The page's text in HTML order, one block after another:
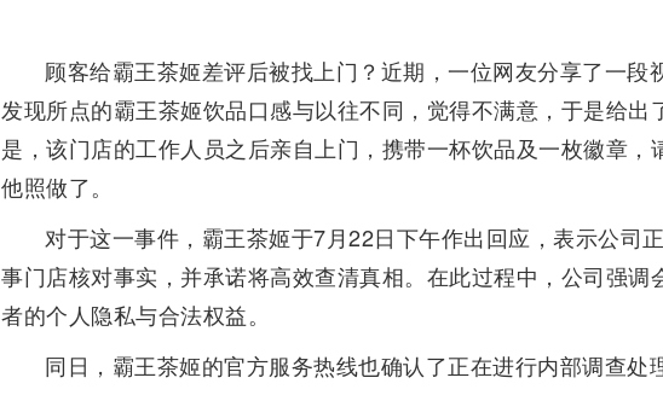
顾客给霸王茶姬差评后被找上门？近期，一位网友分享了一段
发现所点的霸王茶姬饮品口感与以往不同，觉得不满意，于是给出
是，该门店的工作人员之后亲自上门，携带一杯饮品及一枚徽章，
他照做了。
对于这一事件，霸王茶姬于7月22日下午作出回应，表示公司
事门店核对事实，并承诺将高效查清真相。在此过程中，公司强调
者的个人隐私与合法权益。
同日，霸王茶姬的官方服务热线也确认了正在进行内部调查处